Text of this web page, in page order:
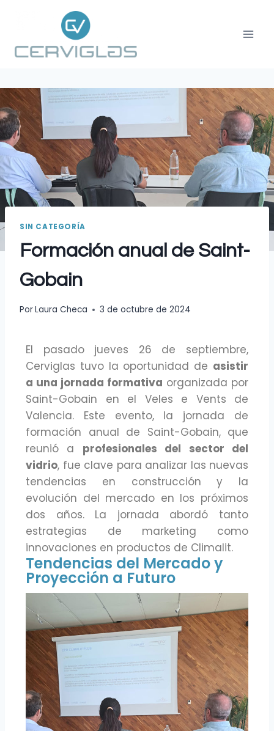
SIN CATEGORÍA
Formación anual de Saint-
Gobain
PorLaura Checa 3 de octubre de 2024
El pasado jueves 26 de septiembre,
Cerviglas tuvo la oportunidad de asistir
a una jornada formativa organizada por
Saint-Gobain en el Veles e Vents de
Valencia. Este evento, la jornada de
formación anual de Saint-Gobain, que
reunió a profesionales del sector del
vidrio, fue clave para analizar las nuevas
tendencias en construcción y la
evolución del mercado en los próximos
dos años. La jornada abordó tanto
estrategias de marketing como
innovaciones en productos de Climalit.
Tendencias del Mercado y
Proyección a Futuro